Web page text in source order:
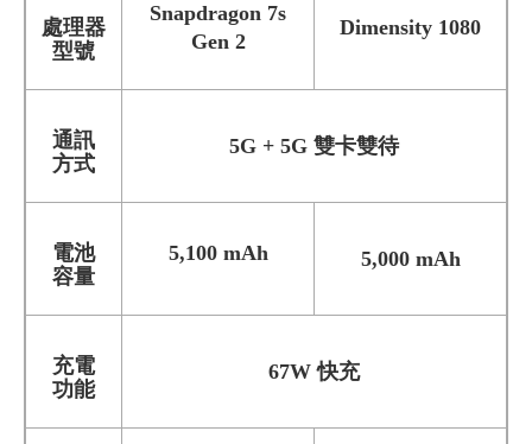
處理器
型號
Snapdragon 7s
Gen 2
Dimensity 1080
通訊
方式
5G + 5G 雙卡雙待
電池
容量
5,100 mAh 5,000 mAh
充電
功能
67W 快充